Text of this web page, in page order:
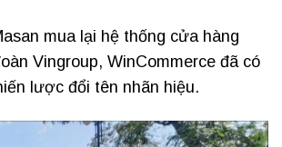
mua lại hệ thống cửa hàng
Vingroup, WinCommerce đã có
lược đổi tên nhãn hiệu.